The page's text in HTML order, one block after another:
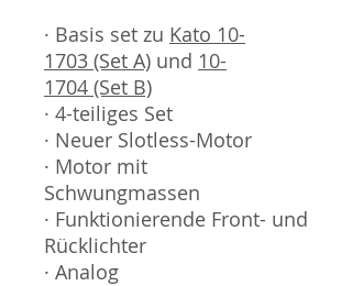
· Basis set zu Kato 10-
1703 (Set A) und 10-
1704 (Set B)
· 4-teiliges Set
· Neuer Slotless-Motor
· Motor mit
Schwungmassen
· Funktionierende Front- und
Rücklichter
· Analog